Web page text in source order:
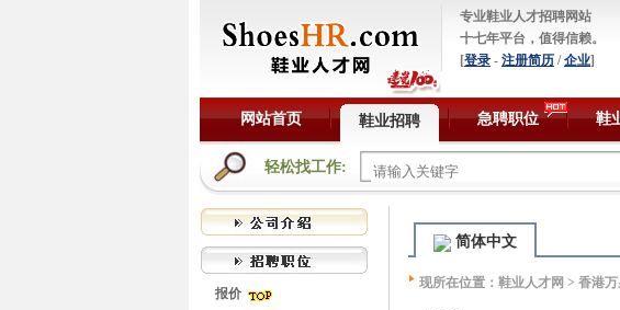
专业鞋业人才招聘网站
十七年平台，值得信赖。
[登录 - 注册简历 /企业]
网站首页 鞋业招聘 急聘职位 鞋
轻松找工作:
简体中文
现所在位置： 鞋业人才网 > 香港万
报价